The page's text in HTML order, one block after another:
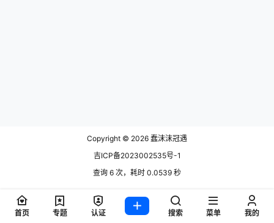
Copyright © 2026 蠢沫沫冠遇
吉ICP备2023002535号-1
查询 6 次，耗时 0.0539 秒
首页 专题 认证 搜索 菜单 我的